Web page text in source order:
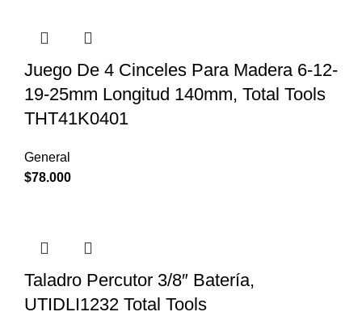
Juego De 4 Cinceles Para Madera 6-12-
19-25mm Longitud 140mm, Total Tools
THT41K0401
General
$78.000
Taladro Percutor 3/8″ Batería,
UTIDLI1232 Total Tools